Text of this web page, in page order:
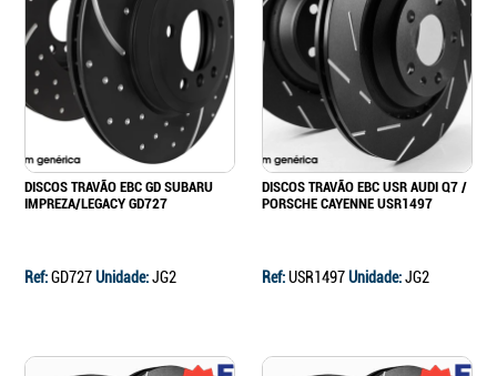
DISCOS TRAVÃO EBC GD SUBARU
IMPREZA/LEGACY GD727
Ref:GD727Unidade:JG2
DISCOS TRAVÃO EBC USR AUDI Q7 /
PORSCHE CAYENNE USR1497
Ref:USR1497Unidade:JG2